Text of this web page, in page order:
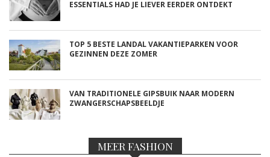
ESSENTIALS HAD JE LIEVER EERDER ONTDEKT
TOP 5 BESTE LANDAL VAKANTIEPARKEN VOOR
GEZINNEN DEZE ZOMER
VAN TRADITIONELE GIPSBUIK NAAR MODERN
ZWANGERSCHAPSBEELDJE
MEER FASHION